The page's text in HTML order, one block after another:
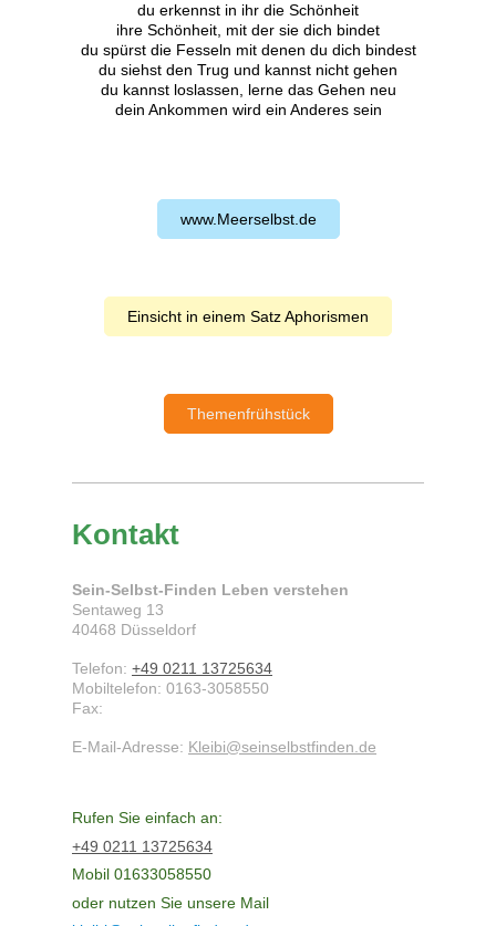
du erkennst in ihr die Schönheit
ihre Schönheit, mit der sie dich bindet
du spürst die Fesseln mit denen du dich bindest
du siehst den Trug und kannst nicht gehen
du kannst loslassen, lerne das Gehen neu
dein Ankommen wird ein Anderes sein
www.Meerselbst.de
Einsicht in einem Satz Aphorismen
Themenfrühstück
Kontakt
Sein-Selbst-Finden Leben verstehen
Sentaweg 13
40468 Düsseldorf
Telefon: +49 0211 13725634
Mobiltelefon: 0163-3058550
Fax:
E-Mail-Adresse: Kleibi@seinselbstfinden.de
Rufen Sie einfach an:
+49 0211 13725634
Mobil 01633058550
oder nutzen Sie unsere Mail